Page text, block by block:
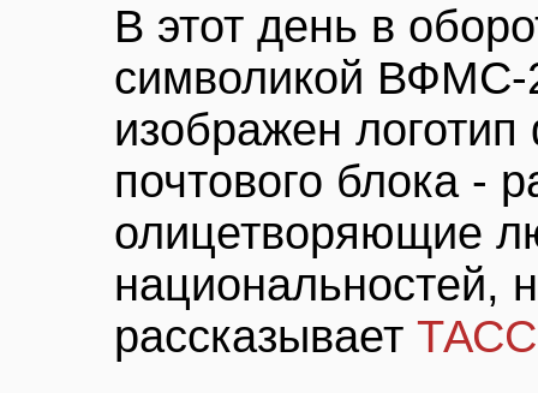
В этот день в
символикой ВФМС-
изображен
почтового блока -
олицетворяющие
национальностей,
рассказывает